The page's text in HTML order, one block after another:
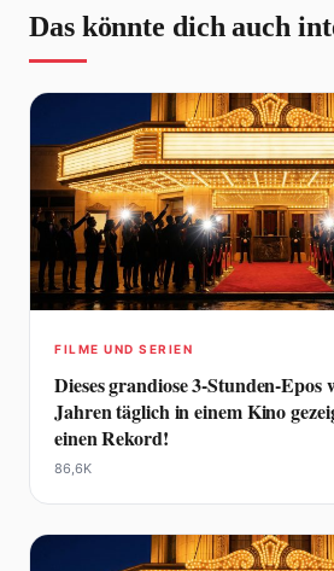
Das könnte dich auch
FILME UND SERIEN
Dieses grandiose 3-Stunden-Epos
Jahren täglich in einem Kino
einen Rekord!
86,6K